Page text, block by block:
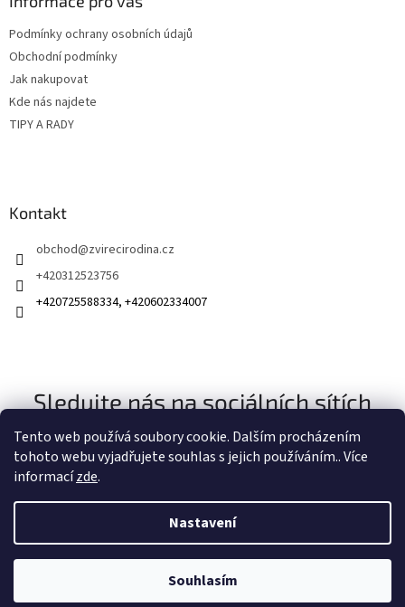
Tento web používá soubory cookie. Dalším procházením
tohoto webu vyjadřujete souhlas s jejich používáním.. Více
informacízde.
Nastavení
Souhlasím
Podmínky ochrany osobních údajů
Obchodní podmínky
Jak nakupovat
Kde nás najdete
TIPY A RADY
Kontakt
obchod@zvirecirodina.cz
+420312523756
+420725588334, +420602334007
Sledujte nás na sociálních sítích
Vytvořil Shoptet
Zvířecí rodina. Všechna práva vyhrazena.